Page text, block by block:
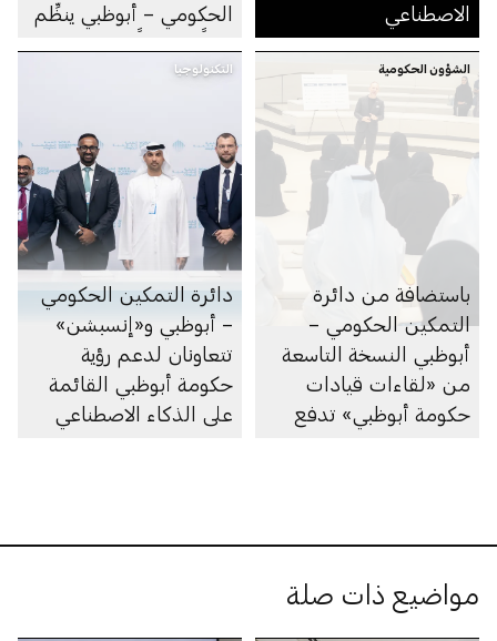
الاصطناعي
الحكومي – أبوظبي ينظِّم
مجلس مدينة زايد
الشؤون الحكومية
باستضافة من دائرة
التمكين الحكومي –
أبوظبي النسخة التاسعة
من «لقاءات قيادات
حكومة أبوظبي» تدفع
التكنولوجيا
دائرة التمكين الحكومي
– أبوظبي و«إنسبشن»
تتعاونان لدعم رؤية
حكومة أبوظبي القائمة
على الذكاء الاصطناعي
مواضيع ذات صلة